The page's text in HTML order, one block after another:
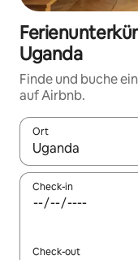
Uganda
Finde und buche
auf Airbnb.
Ort
Wenn Ergebnisse
Check-in
Check-out